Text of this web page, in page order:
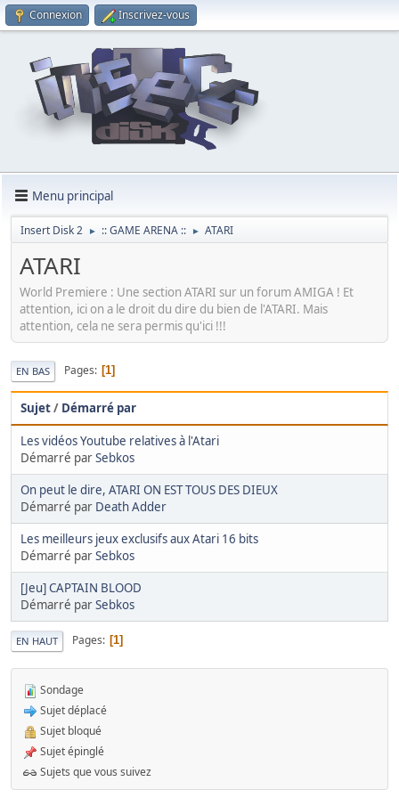
Connexion Inscrivez-vous
Menu principal
Insert Disk 2 ► :: GAME ARENA :: ► ATARI
ATARI
World Premiere : Une section ATARI sur un forum AMIGA ! Et
attention, ici on a le droit du dire du bien de l'ATARI. Mais
attention, cela ne sera permis qu'ici !!!
EN BAS Pages 1
Sujet/ Démarré par
Les vidéos Youtube relatives à l'Atari
Démarré parSebkos
On peut le dire, ATARI ON EST TOUS DES DIEUX
Démarré par Death Adder
Les meilleurs jeux exclusifs aux Atari 16 bits
Démarré parSebkos
[Jeu] CAPTAIN BLOOD
Démarré parSebkos
EN HAUT Pages 1
Sondage
Sujet déplacé
Sujet bloqué
Sujet épinglé
Sujets que vous suivez